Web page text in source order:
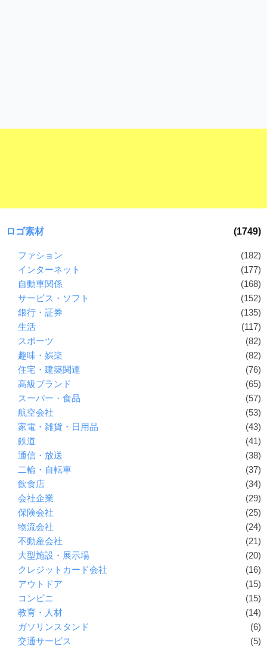
ロゴ素材 (1749)
ファション
(182)
インターネット
(177)
自動車関係
(168)
サービス・ソフト
(152)
銀行・証券
(135)
生活
(117)
スポーツ
(82)
趣味・娯楽
(82)
住宅・建築関連
(76)
高級ブランド
(65)
スーパー・食品
(57)
航空会社
(53)
家電・雑貨・日用品
(43)
鉄道
(41)
通信・放送
(38)
二輪・自転車
(37)
飲食店
(34)
会社企業
(29)
保険会社
(25)
物流会社
(24)
不動産会社
(21)
大型施設・展示場
(20)
クレジットカード会社
(16)
アウトドア
(15)
コンビニ
(15)
教育・人材
(14)
ガソリンスタンド
(6)
交通サービス
(5)